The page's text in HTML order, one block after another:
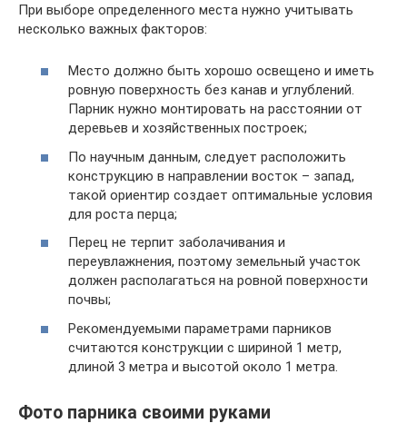
При выборе определенного места нужно учитывать
несколько важных факторов:
Место должно быть хорошо освещено и иметь
ровную поверхность без канав и углублений.
Парник нужно монтировать на расстоянии от
деревьев и хозяйственных построек;
По научным данным, следует расположить
конструкцию в направлении восток – запад,
такой ориентир создает оптимальные условия
для роста перца;
Перец не терпит заболачивания и
переувлажнения, поэтому земельный участок
должен располагаться на ровной поверхности
почвы;
Рекомендуемыми параметрами парников
считаются конструкции с шириной 1 метр,
длиной 3 метра и высотой около 1 метра.
Фото парника своими руками